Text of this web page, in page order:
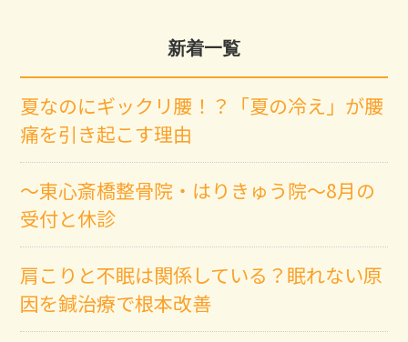
新着一覧
夏なのにギックリ腰！？「夏の冷え」が腰
痛を引き起こす理由
～東心斎橋整骨院・はりきゅう院～8月の
受付と休診
肩こりと不眠は関係している？眠れない原
因を鍼治療で根本改善